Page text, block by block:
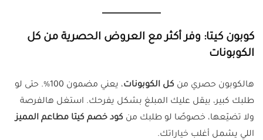
كوبون كيتا: وفر أكثر مع العروض الحصرية من كل
الكوبونات
هالكوبون حصري من كل الكوبونات
، يعني مضمون 100%. حتى لو
طلبك كبير، بيقل عليك المبلغ بشكل يفرحك. استغل هالفرصة
ولا تضيّعها، خصوصًا لو طلبك من كود خصم كيتا مطاعم المميز
اللي يشمل أغلب خياراتك.